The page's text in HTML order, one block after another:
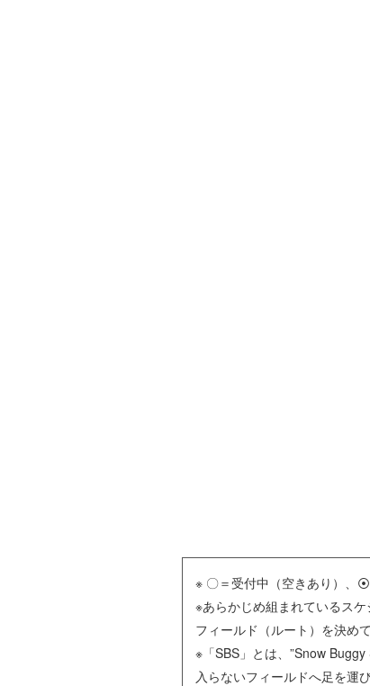
※ 〇＝受付中（空きあり）、
※あらかじめ組まれているス
フィールド（ルート）を決め
※「SBS」とは、”Snow
入らないフィールドへ足を運